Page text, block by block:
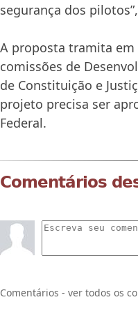
segurança dos
A proposta tramita em
comissões de
de Constituição e
projeto precisa ser
Federal.
Comentários
Comentários - ver todos os